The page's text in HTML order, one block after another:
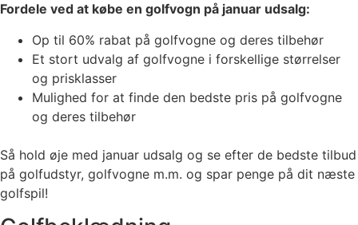
Fordele ved at købe en golfvogn på januar udsalg:
Op til 60% rabat på golfvogne og deres tilbehør
Et stort udvalg af golfvogne i forskellige størrelser
og prisklasser
Mulighed for at finde den bedste pris på golfvogne
og deres tilbehør
Så hold øje med januar udsalg og se efter de bedste tilbud
på golfudstyr, golfvogne m.m. og spar penge på dit næste
golfspil!